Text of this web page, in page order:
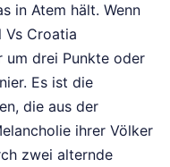
in Atem hält. Wenn
Croatia
um drei Punkte oder
Es ist die
die aus der
ihrer Völker
zwei alternde